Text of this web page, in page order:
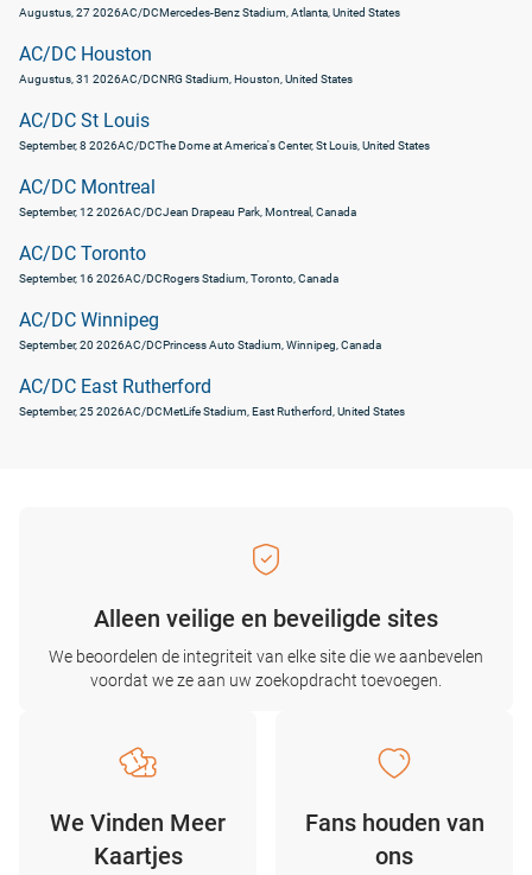
Augustus, 27 2026AC/DCMercedes-Benz Stadium, Atlanta, United States
AC/DC Houston
Augustus, 31 2026AC/DCNRG Stadium, Houston, United States
AC/DC St Louis
September, 8 2026AC/DCThe Dome at America's Center, St Louis, United States
AC/DC Montreal
September, 12 2026AC/DCJean Drapeau Park, Montreal, Canada
AC/DC Toronto
September, 16 2026AC/DCRogers Stadium, Toronto, Canada
AC/DC Winnipeg
September, 20 2026AC/DCPrincess Auto Stadium, Winnipeg, Canada
AC/DC East Rutherford
September, 25 2026AC/DCMetLife Stadium, East Rutherford, United States
Alleen veilige en beveiligde sites
We beoordelen de integriteit van elke site die we aanbevelen
voordat we ze aan uw zoekopdracht toevoegen.
We Vinden Meer
Kaartjes
Fans houden van
ons